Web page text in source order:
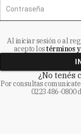
Contraseña
Al iniciar sesión o al
acepto lostérminos
¿No tenés
Por consultas comunicate
0223 486-0800